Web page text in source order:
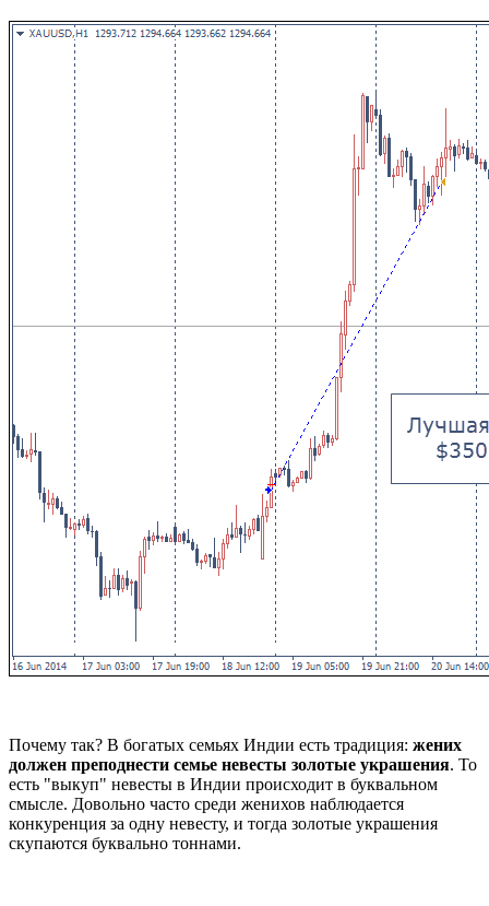
Почему так? В богатых семьях Индии есть традиция: жених
должен преподнести семье невесты золотые украшения. То
есть "выкуп" невесты в Индии происходит в буквальном
смысле. Довольно часто среди женихов наблюдается
конкуренция за одну невесту, и тогда золотые украшения
скупаются буквально тоннами.